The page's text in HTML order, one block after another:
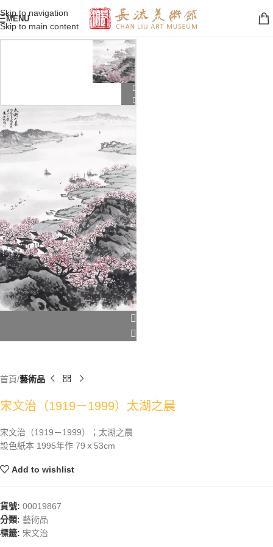
Skip to navigation
Skip to main content
MENU
首頁 藝術品
宋文治（1919－1999）太湖之晨
宋文治（1919－1999）；太湖之晨
設色紙本 1995年作 79ｘ53cm
Add to wishlist
貨號: 00019867
分類: 藝術品
標籤: 宋文治